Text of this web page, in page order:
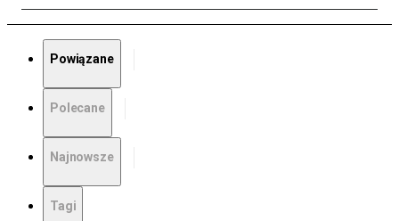
Powiązane
Polecane
Najnowsze
Tagi